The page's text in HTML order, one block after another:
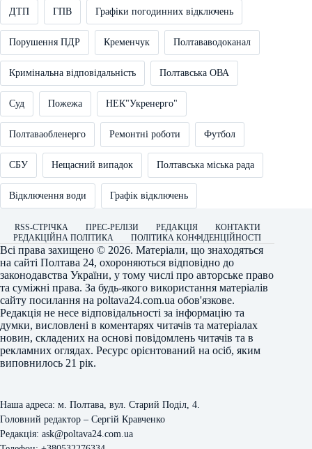
ДТП ГПВ Графіки погодинних відключень
Порушення ПДР Кременчук Полтававодоканал
Кримінальна відповідальність Полтавська ОВА
Суд Пожежа НЕК"Укренерго"
Полтаваобленерго Ремонтні роботи Футбол
СБУ Нещасний випадок Полтавська міська рада
Відключення води Графік відключень
RSS-СТРІЧКА ПРЕС-РЕЛІЗИ РЕДАКЦІЯ
КОНТАКТИ
РЕДАКЦІЙНА ПОЛІТИКА
ПОЛІТИКА КОНФІДЕНЦІЙНОСТІ
Всі права захищено © 2026. Матеріали, що знаходяться
на сайті Полтава 24, охороняються відповідно до
законодавства України, у тому числі про авторське право
та суміжні права. За будь-якого використання матеріалів
сайту посилання на poltava24.com.ua обов'язкове.
Редакція не несе відповідальності за інформацію та
думки, висловлені в коментарях читачів та матеріалах
новин, складених на основі повідомлень читачів та в
рекламних оглядах. Ресурс орієнтований на осіб, яким
виповнилось 21 рік.
Наша адреса: м. Полтава, вул. Старий Поділ, 4.
Головний редактор – Сергій Кравченко
Редакція: ask@poltava24.com.ua